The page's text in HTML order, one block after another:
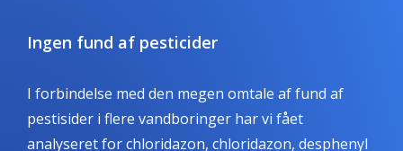
Ingen fund af pesticider
I forbindelse med den megen omtale af fund af
pestisider i flere vandboringer har vi fået
analyseret for chloridazon, chloridazon, desphenyl